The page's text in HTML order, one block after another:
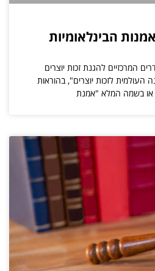
הבינלאומיות
המרכזיים להגנת זכות יוצרים
העולמית לזכות יוצרים", בהוראות